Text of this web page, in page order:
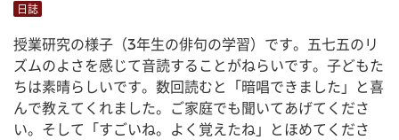
日誌
授業研究の様子（3年生の俳句の学習）です。五七五のリ
ズムのよさを感じて音読することがねらいです。子どもた
ちは素晴らしいです。数回読むと「暗唱できました」と喜
んで教えてくれました。ご家庭でも聞いてあげてくださ
い。そして「すごいね。よく覚えたね」とほめてくださ